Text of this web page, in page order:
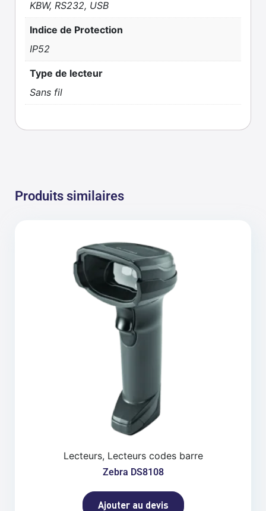
KBW, RS232, USB
Indice de Protection
IP52
Type de lecteur
Sans fil
Produits similaires
Lecteurs, Lecteurs codes barre
Zebra DS8108
Ajouter au devis